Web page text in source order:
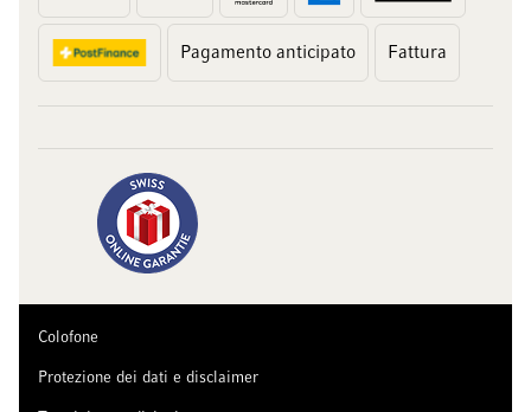
Pagamento anticipato Fattura
Colofone
Protezione dei dati e disclaimer